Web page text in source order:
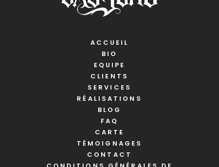
ACCUEIL
BIO
EQUIPE
CLIENTS
SERVICES
RÉALISATIONS
BLOG
FAQ
CARTE
TÉMOIGNAGES
CONTACT